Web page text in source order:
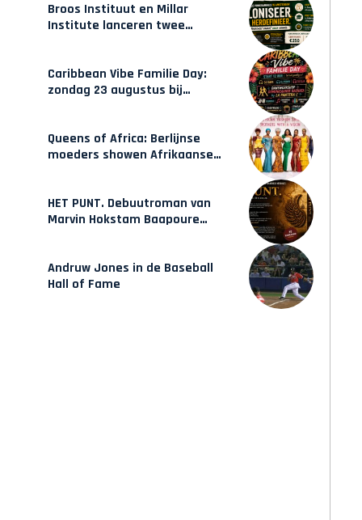
Broos Instituut en Millar
Institute lanceren twee
Caribbean Vibe Familie Day:
zondag 23 augustus bij
Queens of Africa: Berlijnse
moeders showen Afrikaanse
HET PUNT. Debuutroman van
Marvin Hokstam Baapoure
Andruw Jones in de Baseball
Hall of Fame